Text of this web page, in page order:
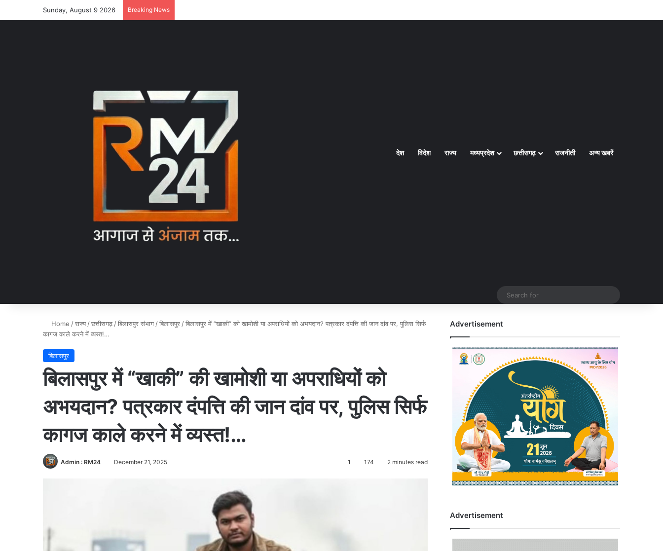
Sunday, August 9 2026 Breaking News
Homeदेश विदेश राज्य मध्यप्रदेश छत्तीसगढ़ राजनीती अन्य खबरें
Home /राज्य /छत्तीसगढ़ /बिलासपुर संभाग /बिलासपुर /बिलासपुर में “खाकी” की खामोशी या अपराधियों को अभयदान? पत्रकार दंपत्ति की जान दांव पर, पुलिस सिर्फ
कागज काले करने में व्यस्त!…
बिलासपुर
बिलासपुर में “खाकी” की खामोशी या अपराधियों को
अभयदान? पत्रकार दंपत्ति की जान दांव पर, पुलिस सिर्फ
कागज काले करने में व्यस्त!…
Admin : RM24 December 21, 2025 1 174 2 minutes read
Advertisement
Advertisement